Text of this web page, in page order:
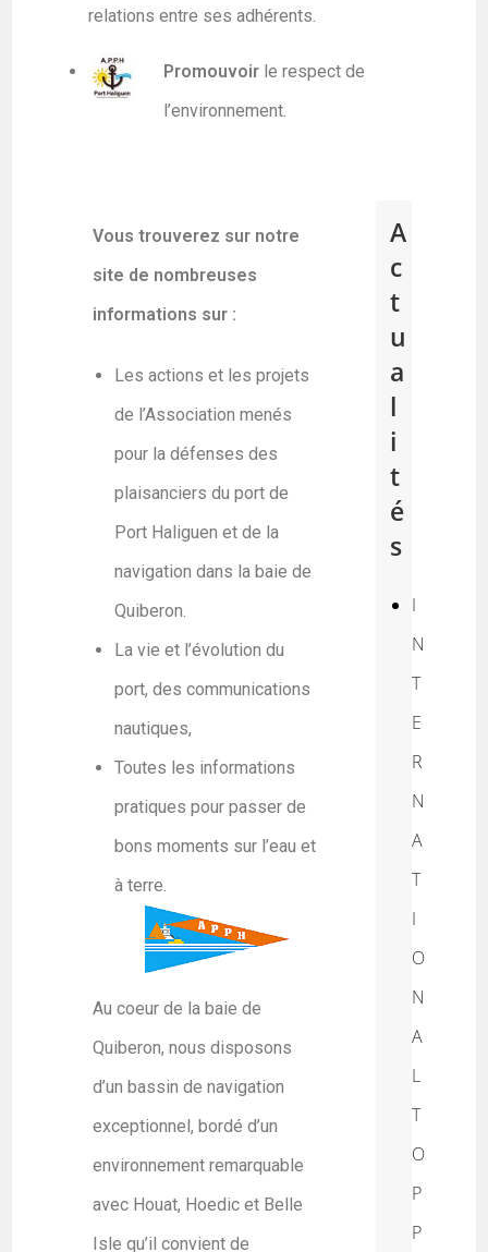
relations entre ses adhérents.
Promouvoir le respect de
l’environnement.
Vous trouverez sur notre
site de nombreuses
informations sur :
Les actions et les projets
de l’Association menés
pour la défenses des
plaisanciers du port de
Port Haliguen et de la
navigation dans la baie de
Quiberon.
La vie et l’évolution du
port, des communications
nautiques,
Toutes les informations
pratiques pour passer de
bons moments sur l’eau et
à terre.
Au coeur de la baie de
Quiberon, nous disposons
d’un bassin de navigation
exceptionnel, bordé d’un
environnement remarquable
avec Houat, Hoedic et Belle
Isle qu’il convient de
A
c
t
u
a
l
i
t
é
s
I
N
T
E
R
N
A
T
I
O
N
A
L
T
O
P
P